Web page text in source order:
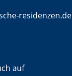
residenzen.de
auf